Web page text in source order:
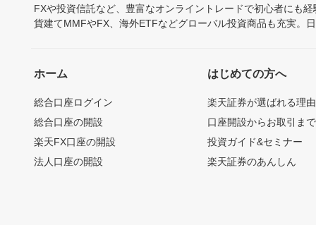
FXや投資信託など、豊富なオンライントレードで初心者にも
貨建てMMFやFX、海外ETFなどグローバル投資商品も充実。
ホーム
総合口座ログイン
総合口座の開設
楽天FX口座の開設
法人口座の開設
はじめての方へ
楽天証券が選ばれる理由
口座開設からお取引ま
投資ガイド&セミナー
楽天証券のあんしん